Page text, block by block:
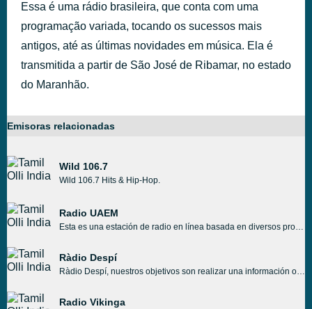
Essa é uma rádio brasileira, que conta com uma
programação variada, tocando os sucessos mais
antigos, até as últimas novidades em música. Ela é
transmitida a partir de São José de Ribamar, no estado
do Maranhão.
Emisoras relacionadas
Wild 106.7
Wild 106.7 Hits & Hip-Hop.
Radio UAEM
Esta es una estación de radio en línea basada en diversos programas de México. Cuenta con importantes programas de radio basados en información académica y educativos de calidad, así como programas de cultura popular para promover su cultura a un mayor número de población. Radio UAEM y sus programas musicales están llenos de música local.
Ràdio Despí
Ràdio Despí, nuestros objetivos son realizar una información objetiva de las noticias locales y comarcales de Sant Joan Despí, fomentar la comunicación y participación de la población en los diferentes programas, promocionar el comercio local y potenciar
Radio Vikinga